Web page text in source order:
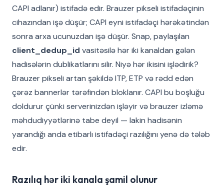
CAPI adlanır) istifadə edir. Brauzer pikseli istifadəçinin
cihazından işə düşür; CAPI eyni istifadəçi hərəkətindən
sonra arxa ucunuzdan işə düşür. Snap, paylaşılan
client_dedup_id vasitəsilə hər iki kanaldan gələn
hadisələrin dublikatlarını silir. Niyə hər ikisini işlədirik?
Brauzer pikseli artan şəkildə ITP, ETP və rədd edən
çərəz bannerlər tərəfindən bloklanır. CAPI bu boşluğu
doldurur çünki serverinizdən işləyir və brauzer izləmə
məhdudiyyətlərinə tabe deyil — lakin hadisənin
yarandığı anda etibarlı istifadəçi razılığını yenə də tələb
edir.
Razılıq hər iki kanala şamil olunur